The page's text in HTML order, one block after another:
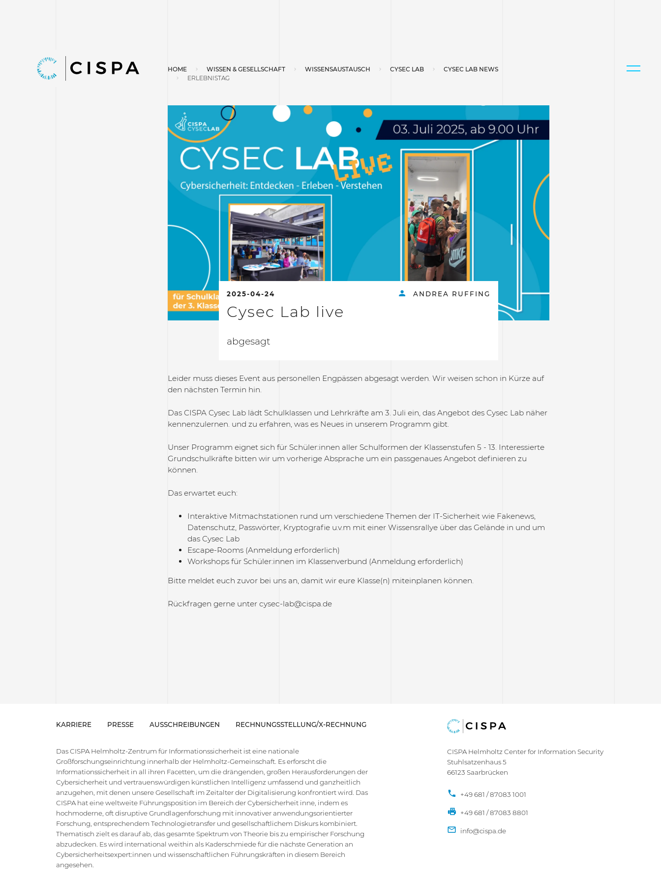
HOME WISSEN & GESELLSCHAFT WISSENSAUSTAUSCH CYSEC LAB
CYSEC LAB NEWS
ERLEBNISTAG
2025-04-24 ANDREA RUFFING
Cysec Lab live
abgesagt
Leider muss dieses Event aus personellen Engpässen abgesagt werden. Wir weisen schon in Kürze auf
den nächsten Termin hin.
Das CISPA Cysec Lab lädt Schulklassen und Lehrkräfte am 3. Juli ein, das Angebot des Cysec Lab näher
kennenzulernen. und zu erfahren, was es Neues in unserem Programm gibt.
Unser Programm eignet sich für Schüler:innen aller Schulformen der Klassenstufen 5 - 13. Interessierte
Grundschulkräfte bitten wir um vorherige Absprache um ein passgenaues Angebot definieren zu
können.
Das erwartet euch:
Interaktive Mitmachstationen rund um verschiedene Themen der IT-Sicherheit wie Fakenews,
Datenschutz, Passwörter, Kryptografie u.v.m mit einer Wissensrallye über das Gelände in und um
das Cysec Lab
Escape-Rooms (Anmeldung erforderlich)
Workshops für Schüler:innen im Klassenverbund (Anmeldung erforderlich)
Bitte meldet euch zuvor bei uns an, damit wir eure Klasse(n) miteinplanen können.
Rückfragen gerne unter cysec-lab@cispa.de
KARRIERE PRESSE AUSSCHREIBUNGEN RECHNUNGSSTELLUNG/X-RECHNUNG
Das CISPA Helmholtz-Zentrum für Informationssicherheit ist eine nationale
Großforschungseinrichtung innerhalb der Helmholtz-Gemeinschaft. Es erforscht die
Informationssicherheit in all ihren Facetten, um die drängenden, großen Herausforderungen der
Cybersicherheit und vertrauenswürdigen künstlichen Intelligenz umfassend und ganzheitlich
anzugehen, mit denen unsere Gesellschaft im Zeitalter der Digitalisierung konfrontiert wird. Das
CISPA hat eine weltweite Führungsposition im Bereich der Cybersicherheit inne, indem es
hochmoderne, oft disruptive Grundlagenforschung mit innovativer anwendungsorientierter
Forschung, entsprechendem Technologietransfer und gesellschaftlichem Diskurs kombiniert.
Thematisch zielt es darauf ab, das gesamte Spektrum von Theorie bis zu empirischer Forschung
abzudecken. Es wird international weithin als Kaderschmiede für die nächste Generation an
Cybersicherheitsexpert:innen und wissenschaftlichen Führungskräften in diesem Bereich
angesehen.
CISPA Helmholtz Center for Information Security
Stuhlsatzenhaus 5
66123 Saarbrücken
+49 681 / 87083 1001
+49 681 / 87083 8801